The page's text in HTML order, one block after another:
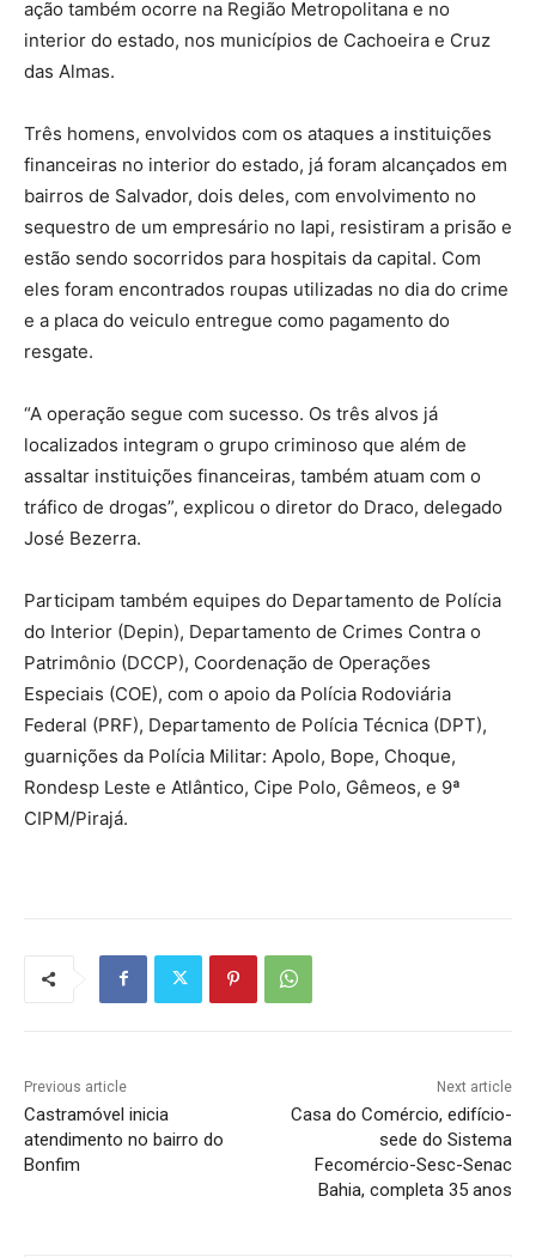
ação também ocorre na Região Metropolitana e no
interior do estado, nos municípios de Cachoeira e Cruz
das Almas.
Três homens, envolvidos com os ataques a instituições
financeiras no interior do estado, já foram alcançados em
bairros de Salvador, dois deles, com envolvimento no
sequestro de um empresário no Iapi, resistiram a prisão e
estão sendo socorridos para hospitais da capital. Com
eles foram encontrados roupas utilizadas no dia do crime
e a placa do veiculo entregue como pagamento do
resgate.
“A operação segue com sucesso. Os três alvos já
localizados integram o grupo criminoso que além de
assaltar instituições financeiras, também atuam com o
tráfico de drogas”, explicou o diretor do Draco, delegado
José Bezerra.
Participam também equipes do Departamento de Polícia
do Interior (Depin), Departamento de Crimes Contra o
Patrimônio (DCCP), Coordenação de Operações
Especiais (COE), com o apoio da Polícia Rodoviária
Federal (PRF), Departamento de Polícia Técnica (DPT),
guarnições da Polícia Militar: Apolo, Bope, Choque,
Rondesp Leste e Atlântico, Cipe Polo, Gêmeos, e 9ª
CIPM/Pirajá.
Previous article
Castramóvel inicia
atendimento no bairro do
Bonfim
Next article
Casa do Comércio, edifício-
sede do Sistema
Fecomércio-Sesc-Senac
Bahia, completa 35 anos